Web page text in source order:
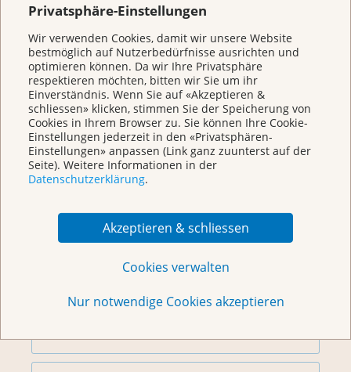
Privatsphäre-Einstellungen
Wir verwenden Cookies, damit wir unsere Website
bestmöglich auf Nutzerbedürfnisse ausrichten und
optimieren können. Da wir Ihre Privatsphäre
respektieren möchten, bitten wir Sie um ihr
Einverständnis. Wenn Sie auf «Akzeptieren &
schliessen» klicken, stimmen Sie der Speicherung von
Cookies in Ihrem Browser zu. Sie können Ihre Cookie-
Einstellungen jederzeit in den «Privatsphären-
Einstellungen» anpassen (Link ganz zuunterst auf der
Seite). Weitere Informationen in der
Datenschutzerklärung.
Akzeptieren & schliessen
Cookies verwalten
Nur notwendige Cookies akzeptieren
Weitere Themen
Begegnungszentrum & Kursagenda